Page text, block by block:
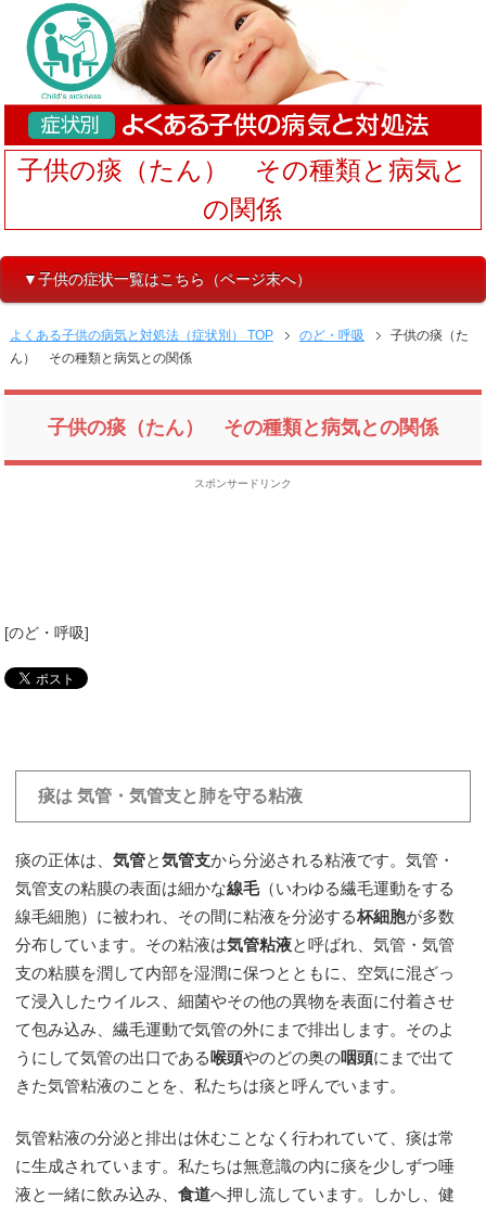
子供の痰（たん） その種類と病気と
の関係
▼子供の症状一覧はこちら（ページ末へ）
よくある子供の病気と対処法（症状別） TOP のど・呼吸
子供の痰（た
ん） その種類と病気との関係
子供の痰（たん） その種類と病気との関係
スポンサードリンク
[のど・呼吸]
痰は 気管・気管支と肺を守る粘液
痰の正体は、気管と気管支から分泌される粘液です。気管・
気管支の粘膜の表面は細かな線毛（いわゆる繊毛運動をする
線毛細胞）に被われ、その間に粘液を分泌する杯細胞が多数
分布しています。その粘液は気管粘液と呼ばれ、気管・気管
支の粘膜を潤して内部を湿潤に保つとともに、空気に混ざっ
て浸入したウイルス、細菌やその他の異物を表面に付着させ
て包み込み、繊毛運動で気管の外にまで排出します。そのよ
うにして気管の出口である喉頭やのどの奥の咽頭にまで出て
きた気管粘液のことを、私たちは痰と呼んでいます。
気管粘液の分泌と排出は休むことなく行われていて、痰は常
に生成されています。私たちは無意識の内に痰を少しずつ唾
液と一緒に飲み込み、食道へ押し流しています。しかし、健